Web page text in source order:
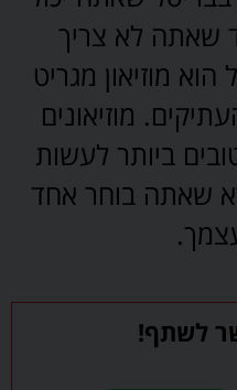
שאתה לא צריך
מוזיאון מגריט
מוזיאונים
ביותר לעשות
שאתה בוחר אחד
לשתף!